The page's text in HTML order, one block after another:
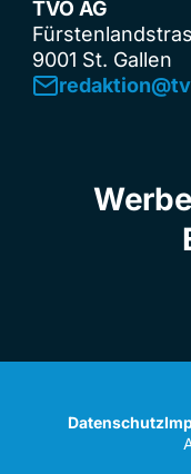
TVO AG
9001 St. Gallen
Datenschutz